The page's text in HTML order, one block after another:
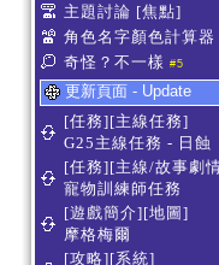
主題討論 [焦點]
角色名字顏色計算器
奇怪？不一樣 #5
更新頁面 - Update
[任務][主線任務]
G25主線任務 - 日蝕
[任務][主線/故事劇
寵物訓練師任務
[遊戲簡介][地圖]
摩格梅爾
[攻略][系統]